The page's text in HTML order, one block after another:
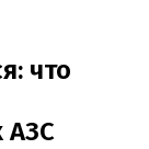
что
АЗС